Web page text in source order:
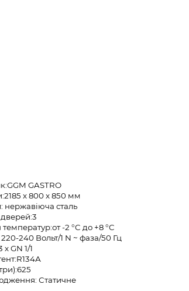
GGM GASTRO
2185 x 800 x 850 мм
нержавіюча сталь
дверей:3
температур:от -2 °C до +8 °C
220-240 Вольт/1 N ~ фаза/50 Гц
х GN 1/1
R134А
625
Статичне